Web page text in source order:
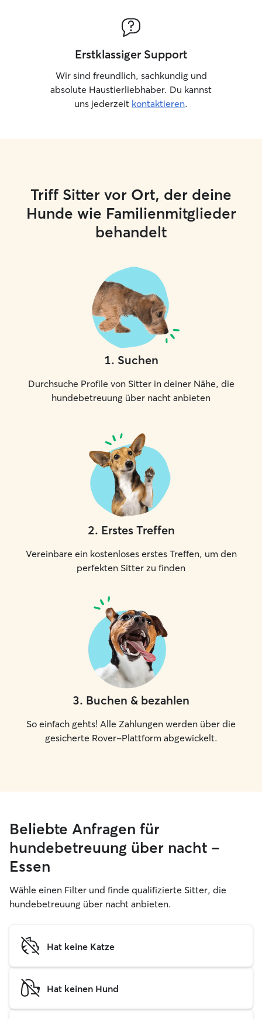
Erstklassiger Support
Wir sind freundlich, sachkundig und
absolute Haustierliebhaber. Du kannst
uns jederzeit kontaktieren.
Triff Sitter vor Ort, der deine
Hunde wie Familienmitglieder
behandelt
1. Suchen
Durchsuche Profile von Sitter in deiner Nähe, die
hundebetreuung über nacht anbieten
2. Erstes Treffen
Vereinbare ein kostenloses erstes Treffen, um den
perfekten Sitter zu finden
3. Buchen & bezahlen
So einfach gehts! Alle Zahlungen werden über die
gesicherte Rover-Plattform abgewickelt.
Beliebte Anfragen für
hundebetreuung über nacht –
Essen
Wähle einen Filter und finde qualifizierte Sitter, die
hundebetreuung über nacht anbieten.
Hat keine Katze
Hat keinen Hund